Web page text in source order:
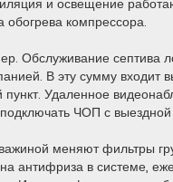
и освещение
обогрева компрессора.
Обслуживание септива
В эту сумму входит
Удаленное
ЧОП с выездной
меняют фильтры
антифриза в системе,